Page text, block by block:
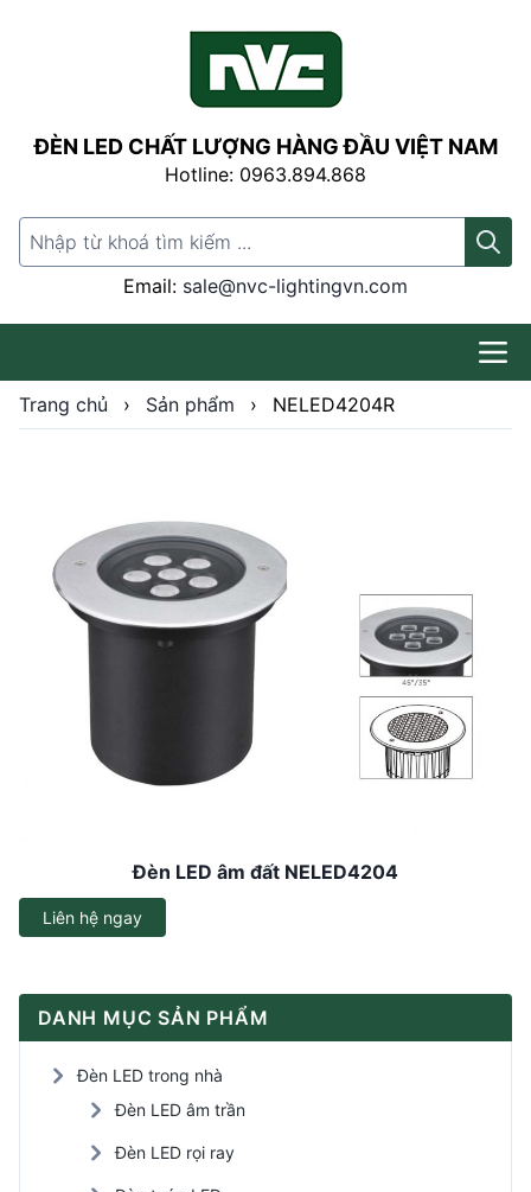
ĐÈN LED CHẤT LƯỢNG HÀNG ĐẦU VIỆT NAM
Hotline: 0963.894.868
Search for:
Email: sale@nvc-lightingvn.com
Trang chủ › Sản phẩm › NELED4204R
Đèn LED âm đất NELED4204
Liên hệ ngay
DANH MỤC SẢN PHẨM
Đèn LED trong nhà
Đèn LED âm trần
Đèn LED rọi ray